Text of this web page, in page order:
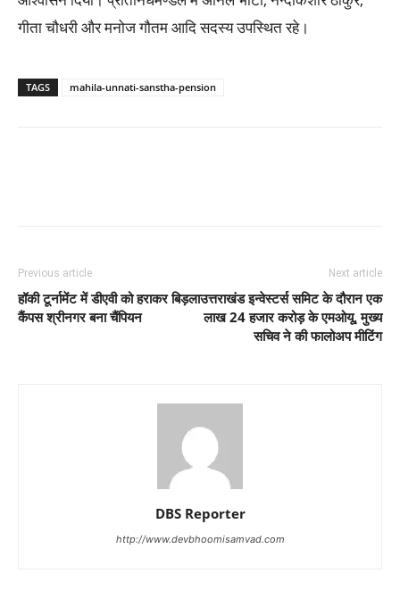
गीता चौधरी और मनोज गौतम आदि सदस्य उपस्थित रहे।
TAGS mahila-unnati-sanstha-pension
Previous article
हॉकी टूर्नामेंट में डीएवी को हराकर बिड़ला
कैंपस श्रीनगर बना चैंपियन
Next article
उत्तराखंड इन्वेस्टर्स समिट के दौरान एक
लाख 24 हजार करोड़ के एमओयू, मुख्य
सचिव ने की फालोअप मीटिंग
DBS Reporter
http://www.devbhoomisamvad.com